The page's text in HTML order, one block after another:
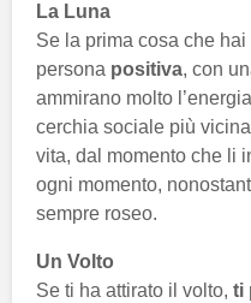
La Luna
Se la prima cosa che
persona positiva, con
ammirano molto
cerchia sociale più
vita, dal momento che li
ogni momento,
sempre roseo.
Un Volto
Se ti ha attirato il volto, ti